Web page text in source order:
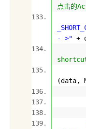
点击的
- >" +
(data,